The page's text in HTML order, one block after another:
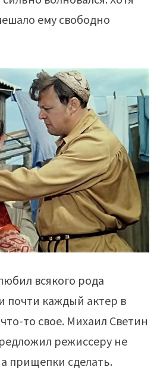
ему свободно
всякого рода
почти каждый актер в
то свое. Михаил Светин
режиссеру не
прищепки сделать.